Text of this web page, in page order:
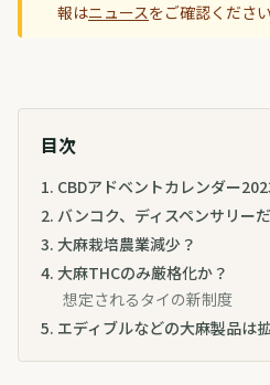
報はニュースをご確認ください
目次
1. CBDアドベントカレンダー
2. バンコク、ディスペンサリー
3. 大麻栽培農業減少？
4. 大麻THCのみ厳格化か？
想定されるタイの新制度
5. エディブルなどの大麻製品は